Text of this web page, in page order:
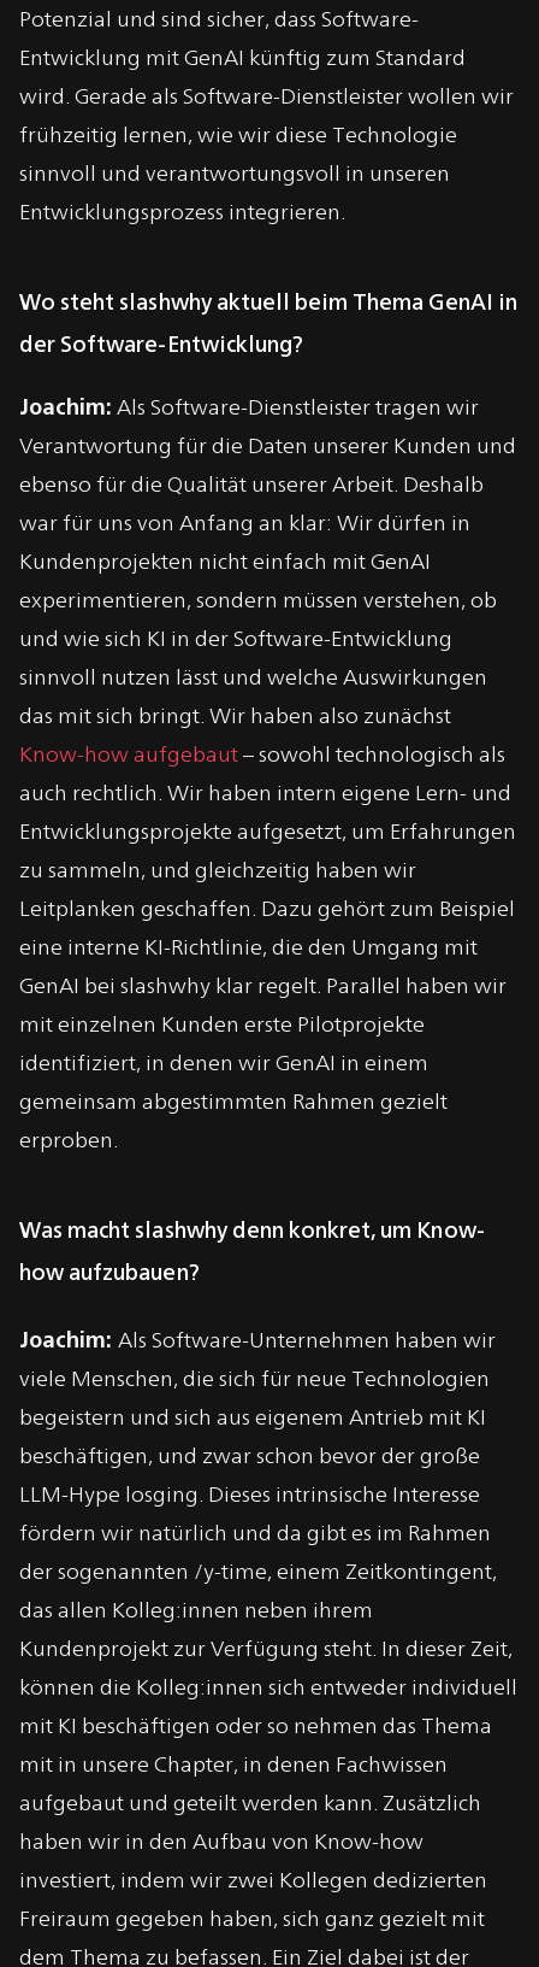
Potenzial und sind sicher, dass Software-
Entwicklung mit GenAI künftig zum Standard
wird. Gerade als Software-Dienstleister wollen wir
frühzeitig lernen, wie wir diese Technologie
sinnvoll und verantwortungsvoll in unseren
Entwicklungsprozess integrieren.
Wo steht slashwhy aktuell beim Thema GenAI in
der Software-Entwicklung?
Joachim: Als Software-Dienstleister tragen wir
Verantwortung für die Daten unserer Kunden und
ebenso für die Qualität unserer Arbeit. Deshalb
war für uns von Anfang an klar: Wir dürfen in
Kundenprojekten nicht einfach mit GenAI
experimentieren, sondern müssen verstehen, ob
und wie sich KI in der Software-Entwicklung
sinnvoll nutzen lässt und welche Auswirkungen
das mit sich bringt. Wir haben also zunächst
Know-how aufgebaut– sowohl technologisch als
auch rechtlich. Wir haben intern eigene Lern- und
Entwicklungsprojekte aufgesetzt, um Erfahrungen
zu sammeln, und gleichzeitig haben wir
Leitplanken geschaffen. Dazu gehört zum Beispiel
eine interne KI-Richtlinie, die den Umgang mit
GenAI bei slashwhy klar regelt. Parallel haben wir
mit einzelnen Kunden erste Pilotprojekte
identifiziert, in denen wir GenAI in einem
gemeinsam abgestimmten Rahmen gezielt
erproben.
Was macht slashwhy denn konkret, um Know-
how aufzubauen?
Joachim: Als Software-Unternehmen haben wir
viele Menschen, die sich für neue Technologien
begeistern und sich aus eigenem Antrieb mit KI
beschäftigen, und zwar schon bevor der große
LLM-Hype losging. Dieses intrinsische Interesse
fördern wir natürlich und da gibt es im Rahmen
der sogenannten /y-time, einem Zeitkontingent,
das allen Kolleg:innen neben ihrem
Kundenprojekt zur Verfügung steht. In dieser Zeit,
können die Kolleg:innen sich entweder individuell
mit KI beschäftigen oder so nehmen das Thema
mit in unsere Chapter, in denen Fachwissen
aufgebaut und geteilt werden kann. Zusätzlich
haben wir in den Aufbau von Know-how
investiert, indem wir zwei Kollegen dedizierten
Freiraum gegeben haben, sich ganz gezielt mit
dem Thema zu befassen. Ein Ziel dabei ist der